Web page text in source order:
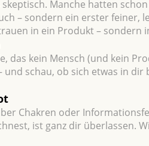
Manche hatten
– sondern ein erster feiner,
in ein Produkt – sondern
kein Mensch (und kein
und schau, ob sich etwas in
Chakren oder
ist ganz dir überlassen.